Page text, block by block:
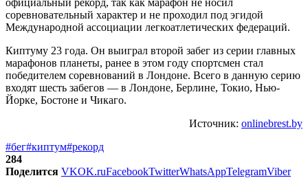
соревновательный характер и не проходил под эгидой
Международной ассоциации легкоатлетических федераций.
Киптуму 23 года. Он выиграл второй забег из серии главных
марафонов планеты, ранее в этом году спортсмен стал
победителем соревнований в Лондоне. Всего в данную серию
входят шесть забегов — в Лондоне, Берлине, Токио, Нью-
Йорке, Бостоне и Чикаго.
Источник: onlinebrest.by
#бег#киптум#рекорд
284
Поделится VKOK.ruFacebookTwitterWhatsAppTelegramViber